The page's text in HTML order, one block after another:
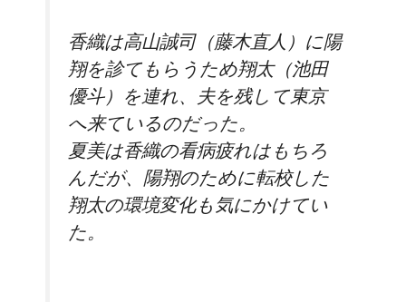
香織は高山誠司（藤木直人）に陽
翔を診てもらうため翔太（池田
優斗）を連れ、夫を残して東京
へ来ているのだった。
夏美は香織の看病疲れはもちろ
んだが、陽翔のために転校した
翔太の環境変化も気にかけてい
た。